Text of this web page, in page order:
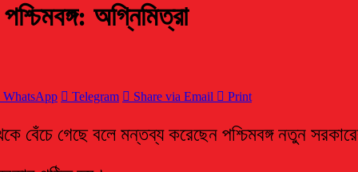
অগ্নিমিত্রা
WhatsApp Telegram Share via Email Print
বেঁচে গেছে বলে মন্তব্য করেছেন পশ্চিমবঙ্গ নতুন